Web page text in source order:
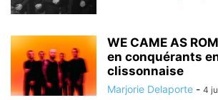
WE CAME AS
en conquérants
clissonnaise
Marjorie Delaporte - 4